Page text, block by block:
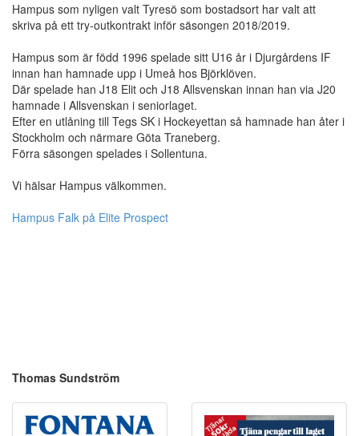
Hampus som nyligen valt Tyresö som bostadsort har valt att
skriva på ett try-outkontrakt inför säsongen 2018/2019.
Hampus som är född 1996 spelade sitt U16 år i Djurgårdens IF
innan han hamnade upp i Umeå hos Björklöven.
Där spelade han J18 Elit och J18 Allsvenskan innan han via J20
hamnade i Allsvenskan i seniorlaget.
Efter en utlåning till Tegs SK i Hockeyettan så hamnade han åter i
Stockholm och närmare Göta Traneberg.
Förra säsongen spelades i Sollentuna.
Vi hälsar Hampus välkommen.
Hampus Falk på Elite Prospect
Thomas Sundström